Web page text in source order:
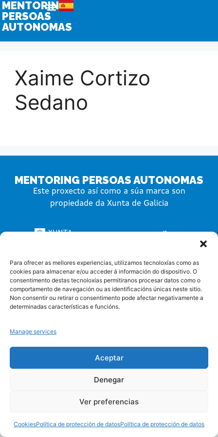
Para ofrecer as mellores experiencias, utilizamos tecnoloxías como as
cookies para almacenar e/ou acceder á información do dispositivo. O
consentimento destas tecnoloxías permitiranos procesar datos como o
comportamento de navegación ou as identificacións únicas neste sitio.
Non consentir ou retirar o consentimento pode afectar negativamente a
determinadas características e funcións.
Manage services
Aceptar
Denegar
Ver preferencias
CookiesPolítica de protección de datosPolítica de protección de datos
MENTORING
PERSOAS
AUTONOMAS
Xaime Cortizo
Sedano
MENTORING PERSOAS AUTONOMAS
Este proxecto así como a súa marca son
propiedade da Xunta de Galicia
Protección de datos Cookies